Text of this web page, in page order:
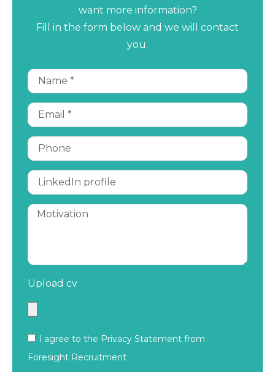
want more information?
Fill in the form below and we will contact
you.
Upload cv
I agree to the Privacy Statement from
Foresight Recruitment